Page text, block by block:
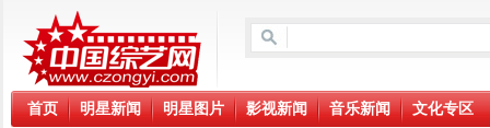
首页 明星新闻 明星图片 影视新闻 音乐新闻 文化专区